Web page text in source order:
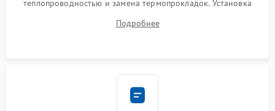
теплопроводностью и замена термопрокладок. Установка
шлейфов, модулей памяти и накопителей. Предварительная
Подробнее